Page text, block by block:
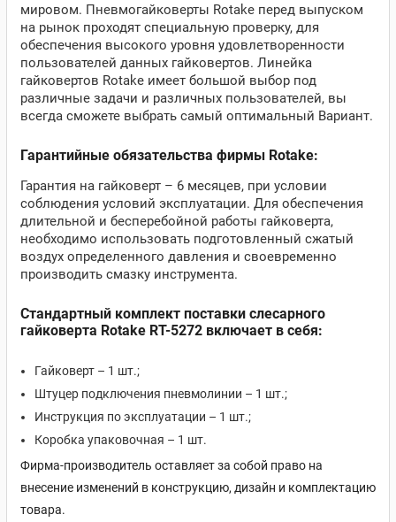
мировом. Пневмогайковерты Rotake перед выпуском
на рынок проходят специальную проверку, для
обеспечения высокого уровня удовлетворенности
пользователей данных гайковертов. Линейка
гайковертов Rotake имеет большой выбор под
различные задачи и различных пользователей, вы
всегда сможете выбрать самый оптимальный Вариант.
Гарантийные обязательства фирмы Rotake:
Гарантия на гайковерт – 6 месяцев, при условии
соблюдения условий эксплуатации. Для обеспечения
длительной и бесперебойной работы гайковерта,
необходимо использовать подготовленный сжатый
воздух определенного давления и своевременно
производить смазку инструмента.
Стандартный комплект поставки слесарного
гайковерта Rotake RT-5272 включает в себя:
Гайковерт – 1 шт.;
Штуцер подключения пневмолинии – 1 шт.;
Инструкция по эксплуатации – 1 шт.;
Коробка упаковочная – 1 шт.
Фирма-производитель оставляет за собой право на
внесение изменений в конструкцию, дизайн и комплектацию
товара.